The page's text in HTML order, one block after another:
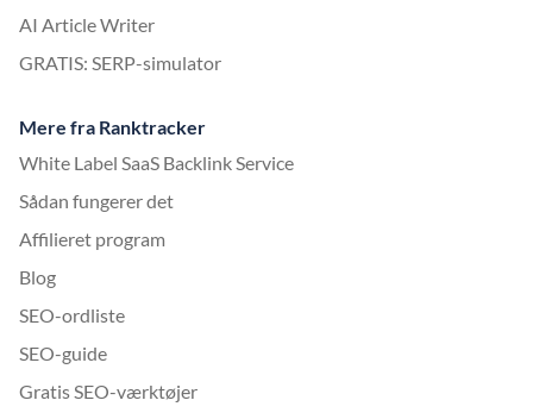
AI Article Writer
GRATIS: SERP-simulator
Mere fra Ranktracker
White Label SaaS Backlink Service
Sådan fungerer det
Affilieret program
Blog
SEO-ordliste
SEO-guide
Gratis SEO-værktøjer